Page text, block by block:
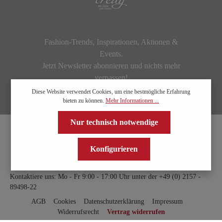
Fashion-Trends, Inspirationen, Aktionen &
Events.
Jetzt Newsletter abonnieren und nichts mehr
verpassen!
Kontaktiere uns: Mo - Fr 9:00 - 17:00 Uhr unter der +49 (0) 2157 -
89498-22
AGB
Cookies Datenschutzerklärung
Impressum
Widerrufsrecht
Vertrag widerrufen
Diese Website verwendet Cookies, um eine bestmögliche Erfahrung
bieten zu können. Mehr Informationen ...
Nur technisch notwendige
Konfigurieren